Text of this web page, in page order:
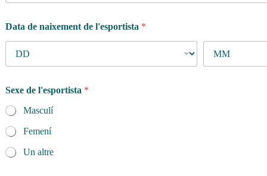
Data de naixement de l'esportista *
Sexe de l'esportista *
Masculí
Femení
Un altre